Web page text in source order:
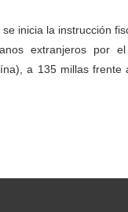
inicia la instrucción
extranjeros por
a 135 millas